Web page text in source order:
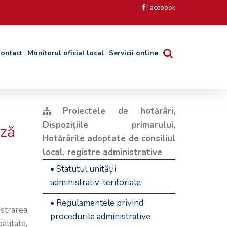
Facebook
Monitorul oficial local Servicii online
Proiectele de hotărâri,
Dispozițiile primarului,
Hotărârile adoptate de consiliul
local, registre administrative
• Statutul unității
administrativ-teritoriale
• Regulamentele privind
procedurile administrative